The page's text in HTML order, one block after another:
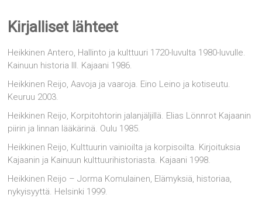
Kirjalliset lähteet
Heikkinen Antero, Hallinto ja kulttuuri 1720-luvulta 1980-luvulle.
Kainuun historia III. Kajaani 1986.
Heikkinen Reijo, Aavoja ja vaaroja. Eino Leino ja kotiseutu.
Keuruu 2003.
Heikkinen Reijo, Korpitohtorin jalanjäljillä. Elias Lönnrot Kajaanin
piirin ja linnan lääkärinä. Oulu 1985.
Heikkinen Reijo, Kulttuurin vainioilta ja korpisoilta. Kirjoituksia
Kajaanin ja Kainuun kulttuurihistoriasta. Kajaani 1998.
Heikkinen Reijo – Jorma Komulainen, Elämyksiä, historiaa,
nykyisyyttä. Helsinki 1999.